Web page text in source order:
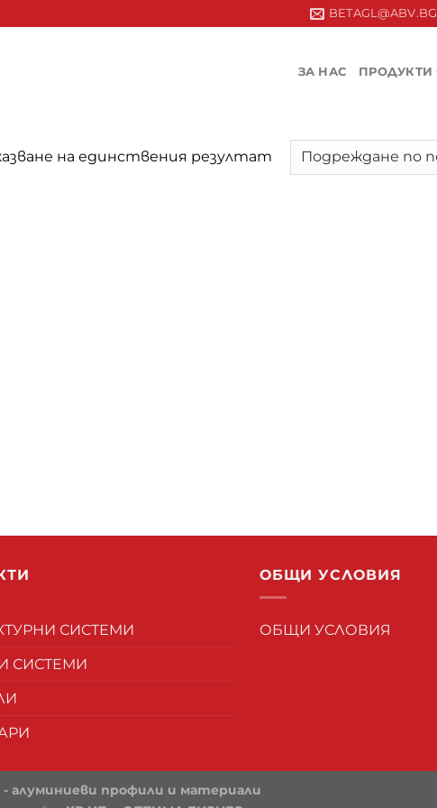
BETAGL@ABV.BG
ЗА НАС ПРОДУКТИ
на единствения резултат
СИСТЕМИ
СИСТЕМИ
ОБЩИ УСЛОВИЯ
ОБЩИ УСЛОВИЯ
алуминиеви профили и материали